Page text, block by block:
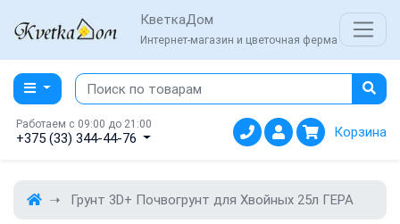
КветкаДом
Интернет-магазин и цветочная ферма
Работаем с 09:00 до 21:00
+375 (33) 344-44-76 Корзина
Грунт 3D+ Почвогрунт для Хвойных 25л ГЕРА